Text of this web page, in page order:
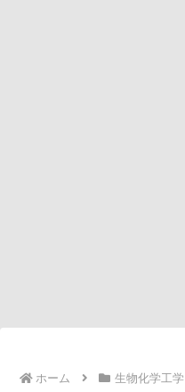
ホーム 生物化学工学